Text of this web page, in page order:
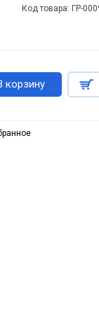
Код товара: ГР-
корзину